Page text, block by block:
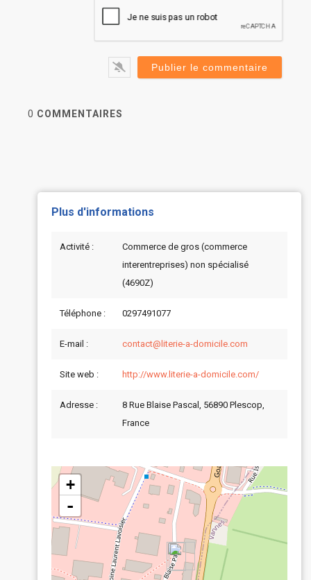
0 COMMENTAIRES
Plus d'informations
Activité :
Commerce de gros (commerce
interentreprises) non spécialisé
(4690Z)
Téléphone : 0297491077
E-mail : contact@literie-a-domicile.com
Site web : http://www.literie-a-domicile.com/
Adresse :
8 Rue Blaise Pascal, 56890 Plescop,
France
+
-